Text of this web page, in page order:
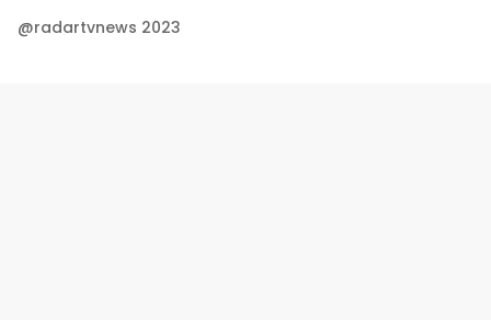
@radartvnews 2023